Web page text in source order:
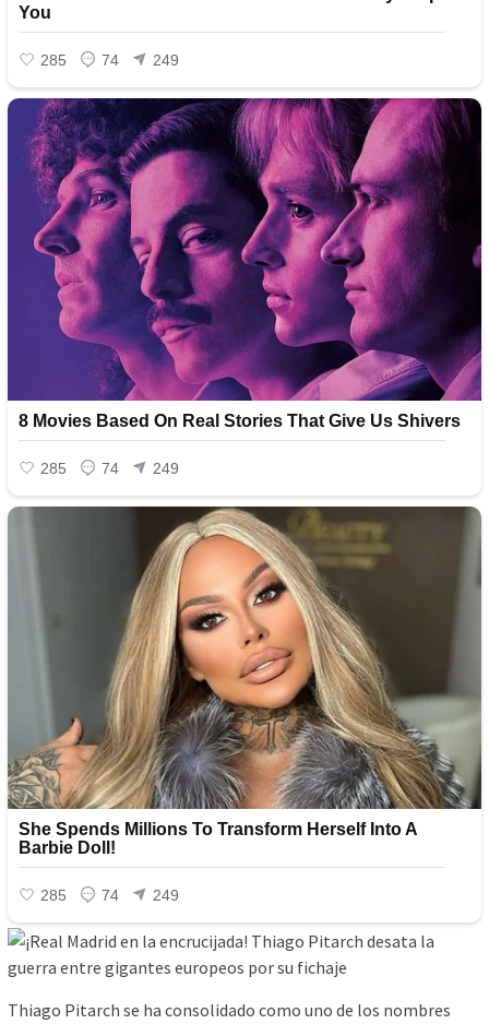
Thiago Pitarch se ha consolidado como uno de los nombres